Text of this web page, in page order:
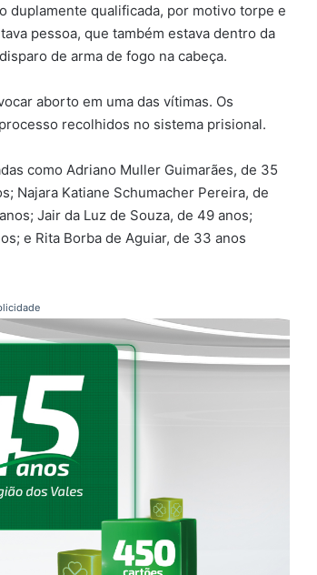
duplamente qualificada, por motivo torpe e
pessoa, que também estava dentro da
de arma de fogo na cabeça.
aborto em uma das vítimas. Os
recolhidos no sistema prisional.
como Adriano Muller Guimarães, de 35
Najara Katiane Schumacher Pereira, de
Jair da Luz de Souza, de 49 anos;
e Rita Borba de Aguiar, de 33 anos